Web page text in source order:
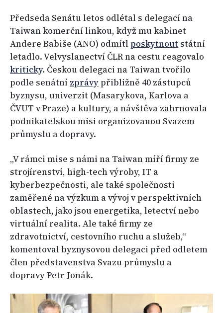
Předseda Senátu letos odlétal s delegací na
Taiwan komerční linkou, když mu kabinet
Andere Babiše (ANO) odmítlposkytnout státní
letadlo. Velvyslanectví ČLR na cestu reagovalo
kriticky. Českou delegaci na Taiwan tvořilo
podle senátní zprávypřibližně 40 zástupců
byznysu, univerzit (Masarykova, Karlova a
ČVUT v Praze) a kultury, a návštěva zahrnovala
podnikatelskou misi organizovanou Svazem
průmyslu a dopravy.
„V rámci mise s námi na Taiwan míří firmy ze
strojírenství, high-tech výroby, IT a
kyberbezpečnosti, ale také společnosti
zaměřené na výzkum a vývoj v perspektivních
oblastech, jako jsou energetika, letectví nebo
virtuální realita. Ale také firmy ze
zdravotnictví, cestovního ruchu a služeb,“
komentoval byznysovou delegaci před odletem
člen představenstva Svazu průmyslu a
dopravy Petr Jonák.